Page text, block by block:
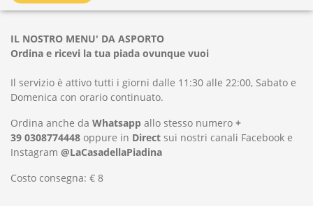
IL NOSTRO MENU' DA ASPORTO
Ordina e ricevi la tua piada ovunque vuoi
Il servizio è attivo tutti i giorni dalle 11:30 alle 22:00, Sabato e
Domenica con orario continuato.
Ordina anche da Whatsapp allo stesso numero +
39 0308774448 oppure in Direct sui nostri canali Facebook e
Instagram @LaCasadellaPiadina
Costo consegna: € 8